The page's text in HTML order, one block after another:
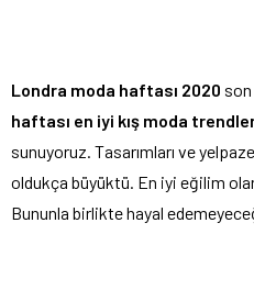
Londra moda haftası 2020
haftası en iyi kış moda
sunuyoruz. Tasarımları ve
oldukça büyüktü. En iyi eğilim
Bununla birlikte hayal